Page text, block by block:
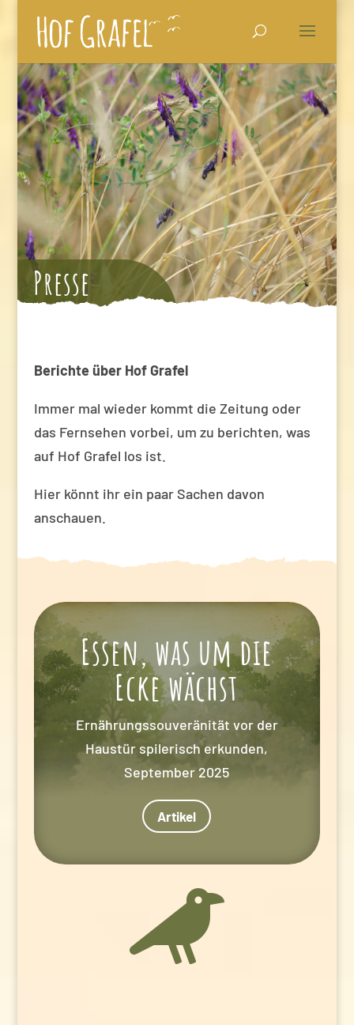
Presse
Berichte über Hof Grafel
Immer mal wieder kommt die Zeitung oder
das Fernsehen vorbei, um zu berichten, was
auf Hof Grafel los ist.
Hier könnt ihr ein paar Sachen davon
anschauen.
Essen, was um die
Ecke wächst
Ernährungssouveränität vor der
Haustür spilerisch erkunden,
September 2025
Artikel
